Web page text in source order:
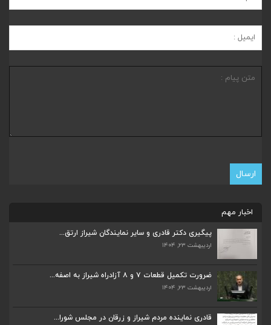
اخبار مهم
پیگیری دکتر قادری و سایر نمایندگان شیراز ارتق...
اردیبهشت ۲۳, ۱۴۰۴
ضرورت تکمیل قطعات ۷ و ۸ آزادراه شیراز به اصفه...
اردیبهشت ۲۳, ۱۴۰۴
قادری نماینده مردم شیراز و زرقان در مجلس شورا...
ضرورت تکمیل قطعات ۷ و ۸ آزادراه شیراز به اصفه...
اردیبهشت ۲۳, ۱۴۰۴
اردیبهشت ۲۲, ۱۴۰۴
اردیبهشت ۱۱, ۱۴۰۴